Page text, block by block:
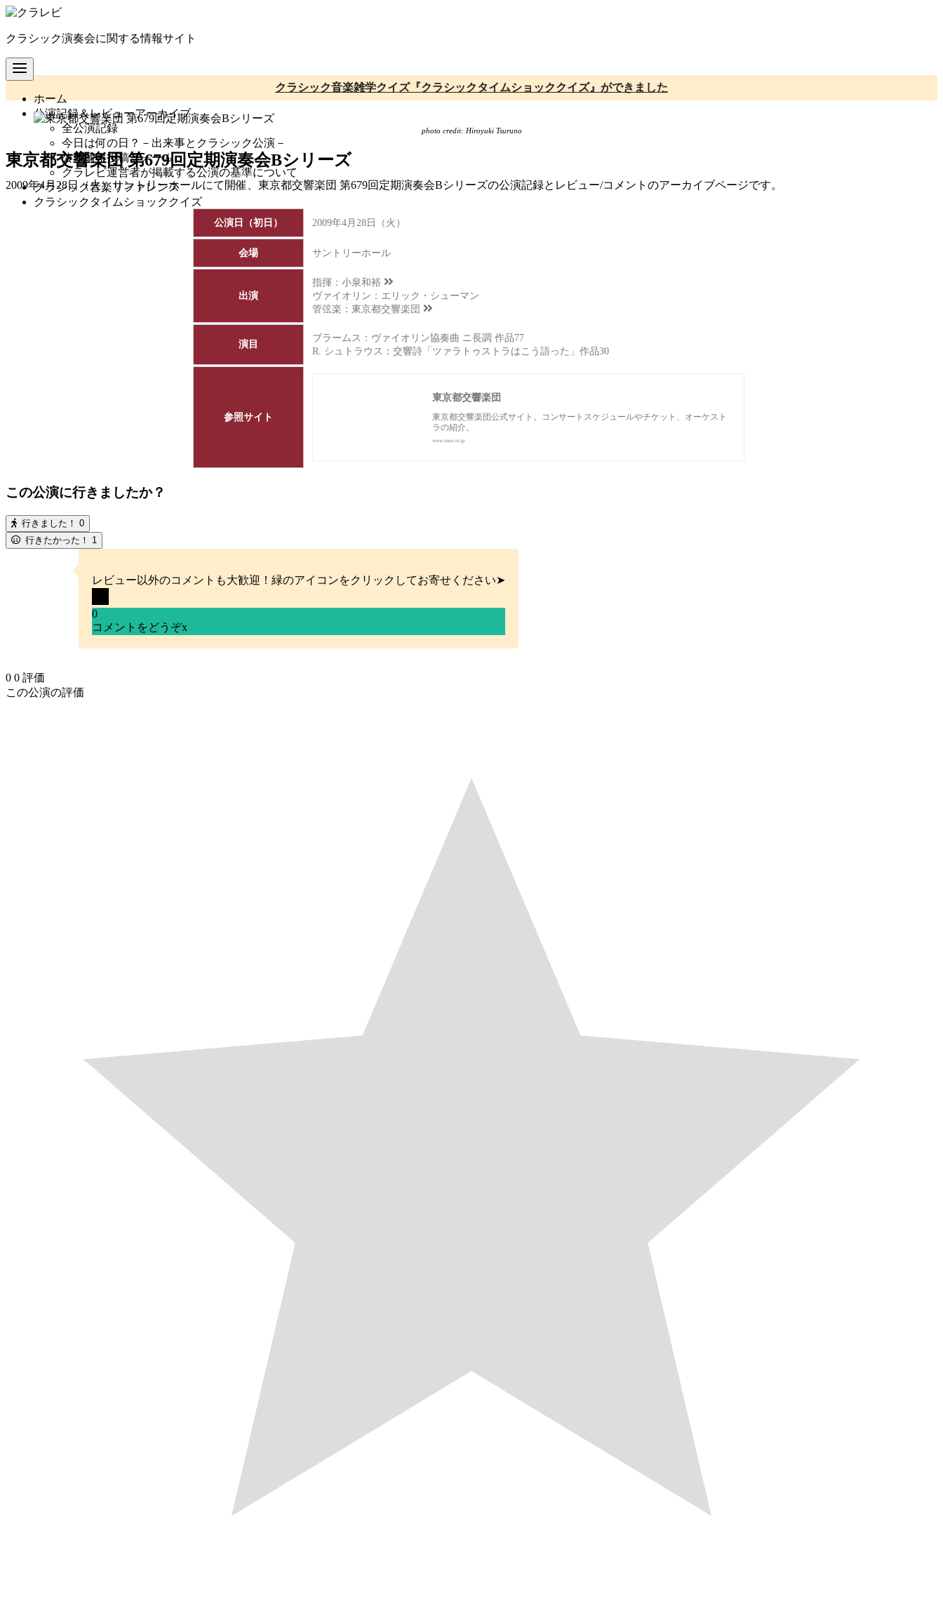
コ
テ
ン
ツ
移
クラシック演奏会に関する情報サイト
ホーム
公演記録＆レビューアーカイブ
全公演記録
今日は何の日？－出来事とクラシック公演－
公演情報投稿フォーム
クラレビ運営者が掲載する公演の基準について
クラシック音楽リファレンス
クラシックタイムショッククイズ
クラシック音楽雑学クイズ『クラシックタイムショッククイズ』ができました
photo credit: Hiroyuki Tsuruno
東京都交響楽団 第679回定期演奏会Bシリーズ
2009年4月28日（火）サントリーホールにて開催、東京都交響楽団 第679回定期演奏会Bシリーズの公演記録とレビュー/コメントのアーカイブページです。
公演日（初日） 2009年4月28日（火）
会場 サントリーホール
出演
指揮： 小泉和裕
ヴァイオリン：エリック・シューマン
管弦楽： 東京都交響楽団
演目
ブラームス：ヴァイオリン協奏曲 ニ長調 作品77
R. シュトラウス：交響詩「ツァラトゥストラはこう語った」作品30
参照サイト
東京都交響楽団
東京都交響楽団公式サイト。コンサートスケジュールやチケット、オーケスト
ラの紹介。
www.tmso.or.jp
この公演に行きましたか？
行きました！ 0
行きたかった！ 1
レビュー以外のコメントも大歓迎！緑のアイコンをクリックしてお寄せください➤
0
コメントをどうぞx
0 0 評価
この公演の評価